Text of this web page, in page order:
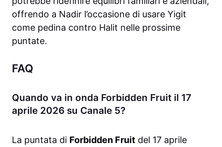
offrendo a Nadir l’occasione di usare Yigit
come pedina contro Halit nelle prossime
puntate.
FAQ
Quando va in onda Forbidden Fruit il 17
aprile 2026 su Canale 5?
La puntata di Forbidden Fruit del 17 aprile